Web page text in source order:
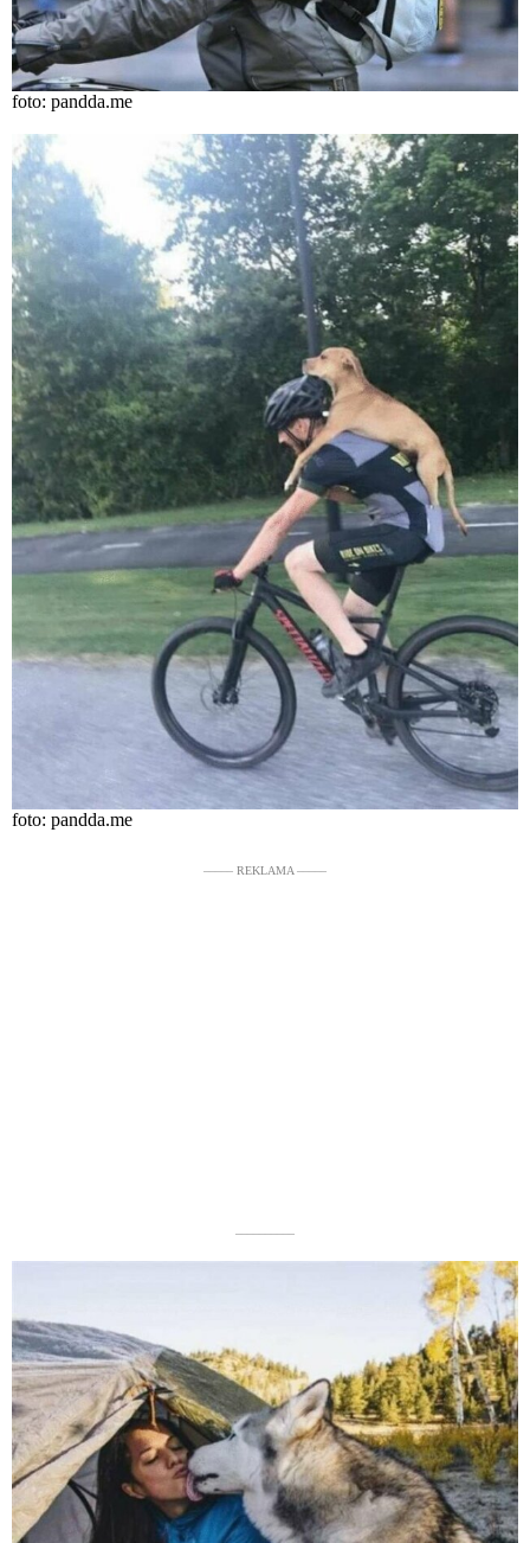
foto: pandda.me
foto: pandda.me
––––– REKLAMA –––––
––––––––––